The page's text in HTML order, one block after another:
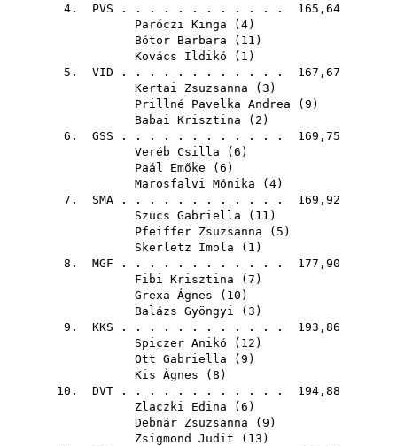
4. PVS . . . . . . . . . . . . 165,64
Paróczi Kinga ( 4)
Bótor Barbara ( 11 )
Kovács Ildikó ( 1 )
5. VID . . . . . . . . . . . . 167,67
Kertai Zsuzsanna ( 3 )
Prillné Pavelka Andrea ( 9 )
Babai Krisztina ( 2 )
6. GSS . . . . . . . . . . . . 169,75
Veréb Csilla ( 6 )
Paál Emőke ( 6 )
Marosfalvi Mónika ( 4)
7. SMA . . . . . . . . . . . . 169,92
Szücs Gabriella ( 11 )
Pfeiffer Zsuzsanna ( 5 )
Skerletz Imola ( 1 )
8. MGF . . . . . . . . . . . . 177,90
Fibi Krisztina ( 7 )
Grexa Ágnes ( 10 )
Balázs Gyöngyi ( 3 )
9. KKS . . . . . . . . . . . . 193,86
Spiczer Anikó ( 12 )
Ott Gabriella ( 9 )
Kis Ágnes ( 8 )
10. DVT . . . . . . . . . . . . 194,88
Zlaczki Edina ( 6 )
Debnár Zsuzsanna ( 9 )
Zsigmond Judit ( 13 )